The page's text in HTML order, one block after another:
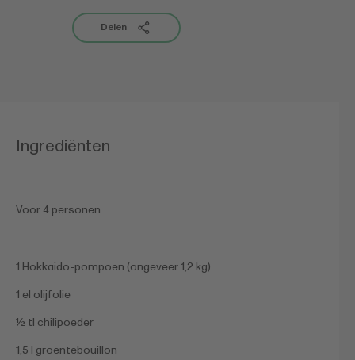
Delen
Ingrediënten
Voor 4 personen
1 Hokkaido-pompoen (ongeveer 1,2 kg)
1 el olijfolie
½ tl chilipoeder
1,5 l groentebouillon